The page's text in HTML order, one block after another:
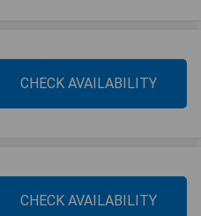
CHECK AVAILABILITY
CHECK AVAILABILITY